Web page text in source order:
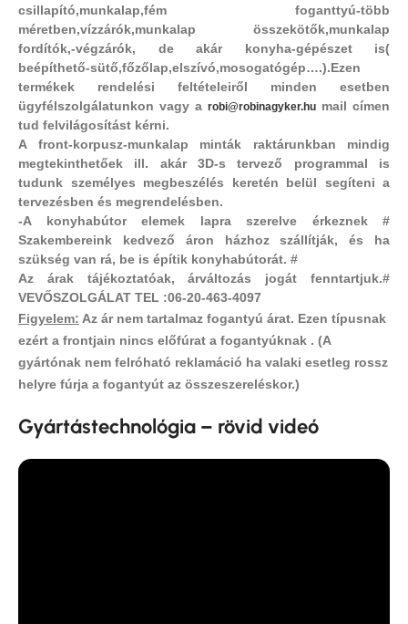
csillapító,munkalap,fém foganttyú-több
méretben,vízzárók,munkalap összekötők,munkalap
fordítók,-végzárók, de akár konyha-gépészet is(
beépíthető-sütő,főzőlap,elszívó,mosogatógép….).Ezen
termékek rendelési feltételeiről minden esetben
ügyfélszolgálatunkon vagy a robi@robinagyker.hu mail címen
tud felvilágosítást kérni.
A front-korpusz-munkalap minták raktárunkban mindig
megtekinthetőek ill. akár 3D-s tervező programmal is
tudunk személyes megbeszélés keretén belül segíteni a
tervezésben és megrendelésben.
-A konyhabútor elemek lapra szerelve érkeznek #
Szakembereink kedvező áron házhoz szállítják, és ha
szükség van rá, be is építik konyhabútorát. #
Az árak tájékoztatóak, árváltozás jogát fenntartjuk.#
VEVŐSZOLGÁLAT TEL :06-20-463-4097
Figyelem: Az ár nem tartalmaz fogantyú árat. Ezen típusnak
ezért a frontjain nincs előfúrat a fogantyúknak . (A
gyártónak nem felróható reklamáció ha valaki esetleg rossz
helyre fúrja a fogantyút az összeszereléskor.)
Gyártástechnológia – rövid videó